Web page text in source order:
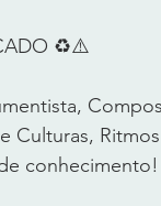
♻️⚠️
Culturas,
de